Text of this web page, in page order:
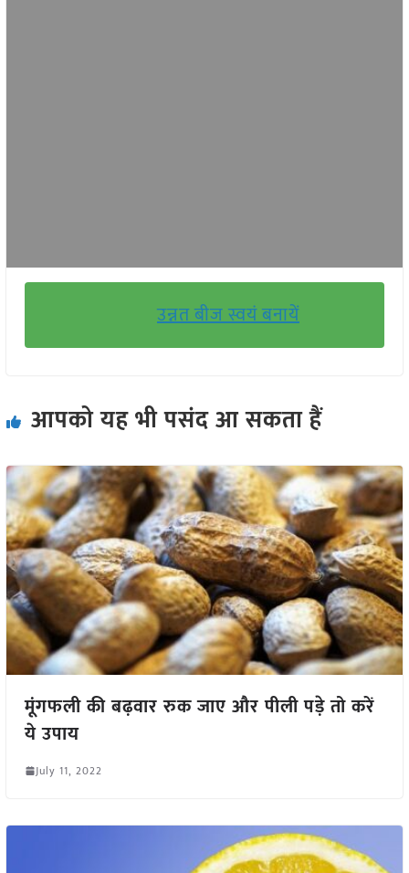
उन्नत बीज स्वयं बनायें
आपको यह भी पसंद आ सकता हैं
मूंगफली की बढ़वार रुक जाए और पीली पड़े तो करें
ये उपाय
July 11, 2022